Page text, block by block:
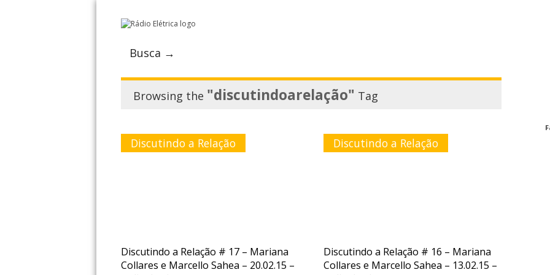
Busca →
Browsing the "discutindoarelação" Tag
Discutindo a Relação
Discutindo a Relação # 17 – Mariana
Collares e Marcello Sahea – 20.02.15 –
Discutindo a Relação
Discutindo a Relação # 16 – Mariana
Collares e Marcello Sahea – 13.02.15 –